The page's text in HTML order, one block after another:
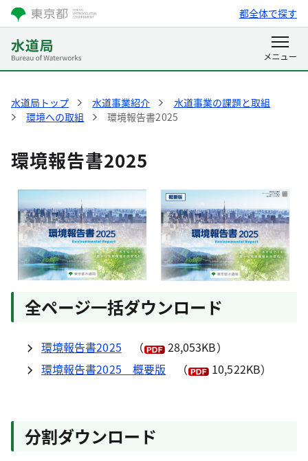
都全体で探す
水道局トップ 水道事業紹介
水道事業の課題と取組
環境への取組
環境報告書2025
環境報告書2025
全ページ一括ダウンロード
環境報告書2025 （
28,053KB）
環境報告書2025 概要版
（ 10,522KB）
分割ダウンロード